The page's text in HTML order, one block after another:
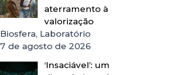
aterramento à
valorização
Biosfera, Laboratório
7 de agosto de 2026
‘Insaciável’: um